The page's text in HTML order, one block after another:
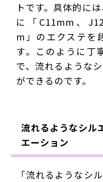
トです。具体的に
に「C11mm、
m」のエクステを
す。このように丁
で、流れるような
ができるのです。
流れるようなシル
エーション
「流れるようなシ